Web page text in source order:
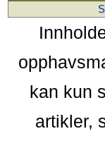
kan kun
artikler,